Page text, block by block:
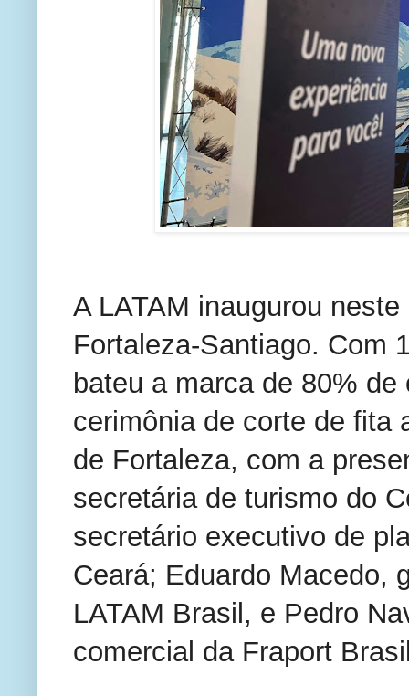
A LATAM inaugurou
Fortaleza-Santiago. Com
bateu a marca de 80%
cerimônia de corte de fita
de Fortaleza, com a
secretária de turismo do
secretário executivo de
Ceará; Eduardo Macedo,
LATAM Brasil, e Pedro
comercial da Fraport